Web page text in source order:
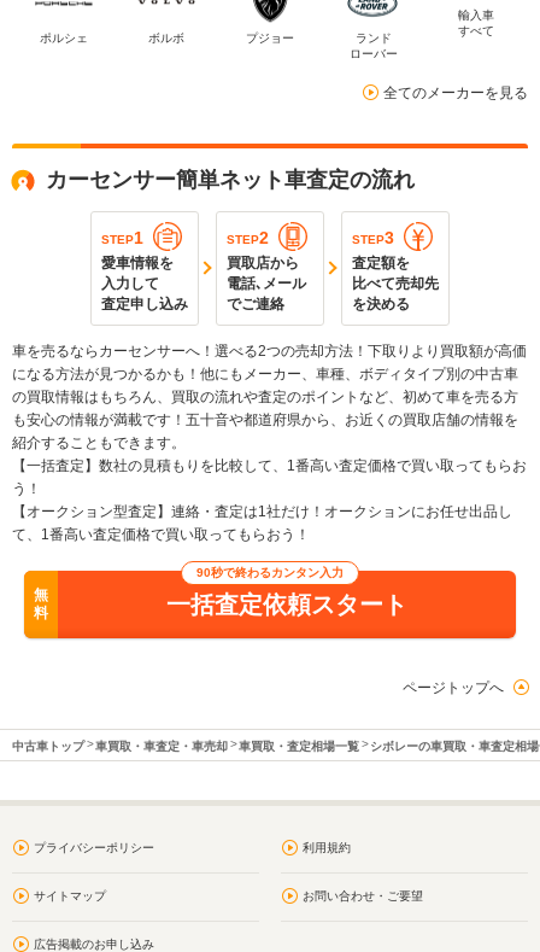
ポルシェ ボルボ プジョー
ランド
ローバー
輸入車
すべて
全てのメーカーを見る
カーセンサー簡単ネット車査定の流れ
STEP1
愛車情報を
入力して
査定申し込み
STEP2
買取店から
電話､メール
でご連絡
STEP3
査定額を
比べて売却先
を決める
車を売るならカーセンサーへ！選べる2つの売却方法！下取りより買取額が高価
になる方法が見つかるかも！他にもメーカー、車種、ボディタイプ別の中古車
の買取情報はもちろん、買取の流れや査定のポイントなど、初めて車を売る方
も安心の情報が満載です！五十音や都道府県から、お近くの買取店舗の情報を
紹介することもできます。
【一括査定】数社の見積もりを比較して、1番高い査定価格で買い取ってもらお
う！
【オークション型査定】連絡・査定は1社だけ！オークションにお任せ出品し
て、1番高い査定価格で買い取ってもらおう！
無
料
90秒で終わるカンタン入力
一括査定依頼スタート
ページトップへ
中古車トップ 車買取・車査定・車売却 車買取・査定相場一覧 シボレーの車買取・車査定相
プライバシーポリシー 利用規約
サイトマップ お問い合わせ・ご要望
広告掲載のお申し込み